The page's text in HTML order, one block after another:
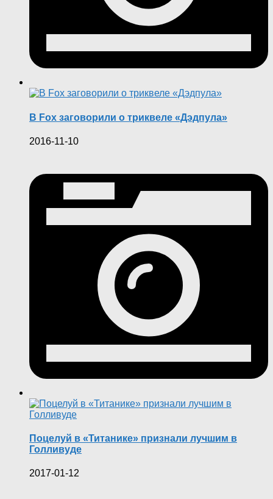
В Fox заговорили о триквеле «Дэдпула»
2016-11-10
Поцелуй в «Титанике» признали лучшим в
Голливуде
2017-01-12